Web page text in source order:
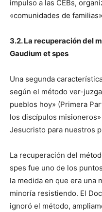
impulso a las CEBs,
«comunidades de
3.2. La recuperación del
Gaudium et spes
Una segunda
según el método ver-
pueblos hoy» (Primera
los discípulos
Jesucristo para nuestros
La recuperación del
spes fue uno de los
la medida en que era una
minoría resistiendo. El
ignoró el método,